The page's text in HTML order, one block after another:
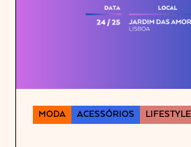
MODA ACESSÓRIOS LIFESTYLE